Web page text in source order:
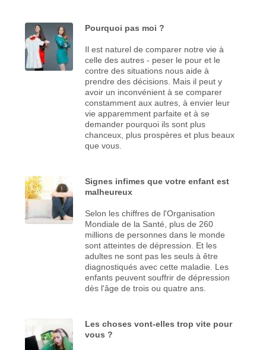
Pourquoi pas moi ?
Il est naturel de comparer notre vie à
celle des autres - peser le pour et le
contre des situations nous aide à
prendre des décisions. Mais il peut y
avoir un inconvénient à se comparer
constamment aux autres, à envier leur
vie apparemment parfaite et à se
demander pourquoi ils sont plus
chanceux, plus prospères et plus beaux
que vous.
Signes infimes que votre enfant est
malheureux
Selon les chiffres de l'Organisation
Mondiale de la Santé, plus de 260
millions de personnes dans le monde
sont atteintes de dépression. Et les
adultes ne sont pas les seuls à être
diagnostiqués avec cette maladie. Les
enfants peuvent souffrir de dépression
dès l'âge de trois ou quatre ans.
Les choses vont-elles trop vite pour
vous ?